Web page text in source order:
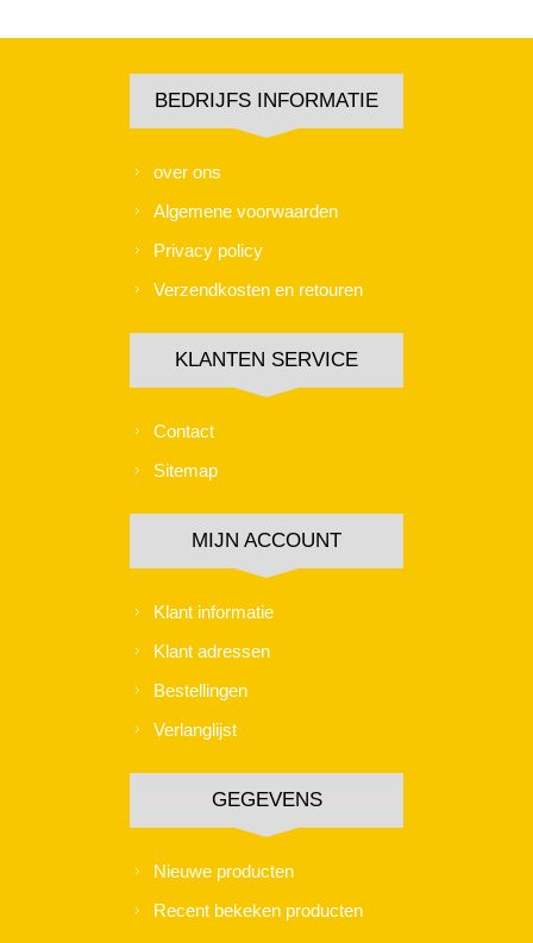
BEDRIJFS INFORMATIE
over ons
Algemene voorwaarden
Privacy policy
Verzendkosten en retouren
KLANTEN SERVICE
Contact
Sitemap
MIJN ACCOUNT
Klant informatie
Klant adressen
Bestellingen
Verlanglijst
GEGEVENS
Nieuwe producten
Recent bekeken producten